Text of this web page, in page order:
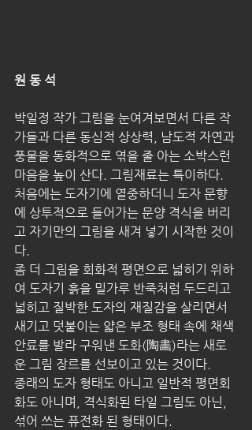
원 동 석
박일정 작가 그림을 눈여겨보면서 다른 작
가들과 다른 동심적 상상력, 남도적 자연과
풍물을 동화적으로 엮을 줄 아는 소박스런
마음을 높이 산다. 그림재료는 특이하다.
처음에는 도자기에 열중하더니 도자 문향
에 상투적으로 들어가는 문양 격식을 버리
고 자기만의 그림을 새겨 넣기 시작한 것이
다.
좀 더 그림을 회화적 평면으로 넓히기 위하
여 도자기 흙을 밀가루 반죽처럼 두드리고
넓히고 질박한 도자의 재질감을 살리면서
새기고 덧붙이는 얇은 부조 형태 속에 채색
안료를 발라 구워낸 도화(陶畵)라는 새로
운 그림 장르를 선보이고 있는 것이다.
종래의 도자 형태도 아니고 일반적 평면회
화도 아니며, 격식화된 타일 그림도 아닌,
섞어 쓰는 퓨전화 된 형태이다.